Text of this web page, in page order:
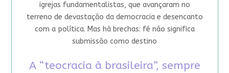
igrejas fundamentalistas, que avançaram no
terreno de devastação da democracia e desencanto
com a política. Mas há brechas: fé não significa
submissão como destino
A “teocracia à brasileira”, sempre